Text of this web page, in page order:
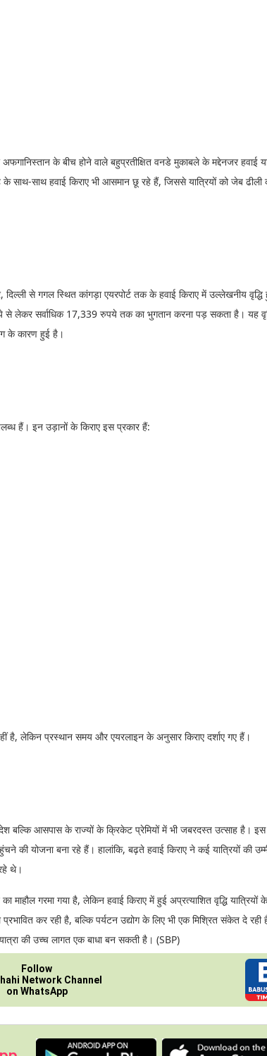
के बीच होने वाले बहुप्रतीक्षित वनडे मुकाबले के मद्देनजर हवाई
के साथ-साथ हवाई किराए भी आसमान छू रहे हैं, जिससे यात्रियों को जेब ढीली
से गगल स्थित कांगड़ा एयरपोर्ट तक के हवाई किराए में उल्लेखनीय वृद्धि
लेकर सर्वाधिक 17,339 रुपये तक का भुगतान करना पड़ सकता है। यह
के कारण हुई है।
हैं। इन उड़ानों के किराए इस प्रकार हैं:
लेकिन प्रस्थान समय और एयरलाइन के अनुसार किराए दर्शाए गए हैं।
बल्कि आसपास के राज्यों के क्रिकेट प्रेमियों में भी जबरदस्त उत्साह है। इस
की योजना बना रहे हैं। हालांकि, बढ़ते हवाई किराए ने कई यात्रियों की
थे।
गरमा गया है, लेकिन हवाई किराए में हुई अप्रत्याशित वृद्धि यात्रियों
कर रही है, बल्कि पर्यटन उद्योग के लिए भी एक मिश्रित संकेत दे रही
की उच्च लागत एक बाधा बन सकती है। (SBP)
Follow
Network Channel
on WhatsApp